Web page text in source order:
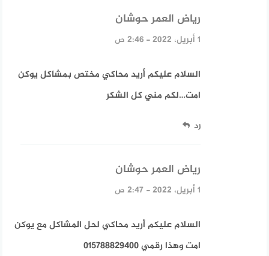
رياض العمر حوشان
1 أبريل، 2022 - 2:46 ص
السلام عليكم أريد محاكي مختص بمشاكل يوكن
امت…لكم مني كل الشكر
رد
رياض العمر حوشان
1 أبريل، 2022 - 2:47 ص
السلام عليكم أريد محاكي لحل المشاكل مع يوكن
امت وهذا رقمي 015788829400